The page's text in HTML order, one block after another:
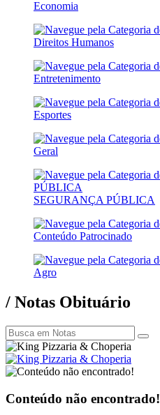
Economia
Direitos Humanos
Entretenimento
Esportes
Geral
SEGURANÇA PÚBLICA
Conteúdo Patrocinado
Agro
/ Notas Obituário
Conteúdo não encontrado!